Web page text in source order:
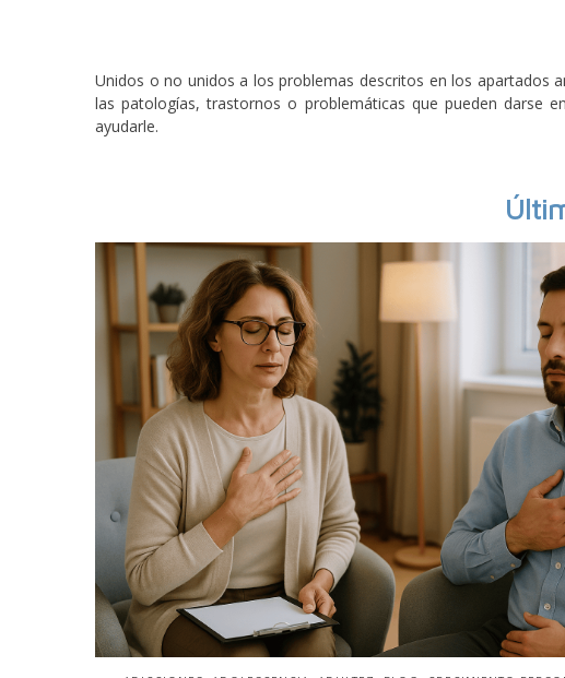
Unidos o no unidos a los problemas descritos en los apartados
las patologías, trastornos o problemáticas que pueden darse
ayudarle.